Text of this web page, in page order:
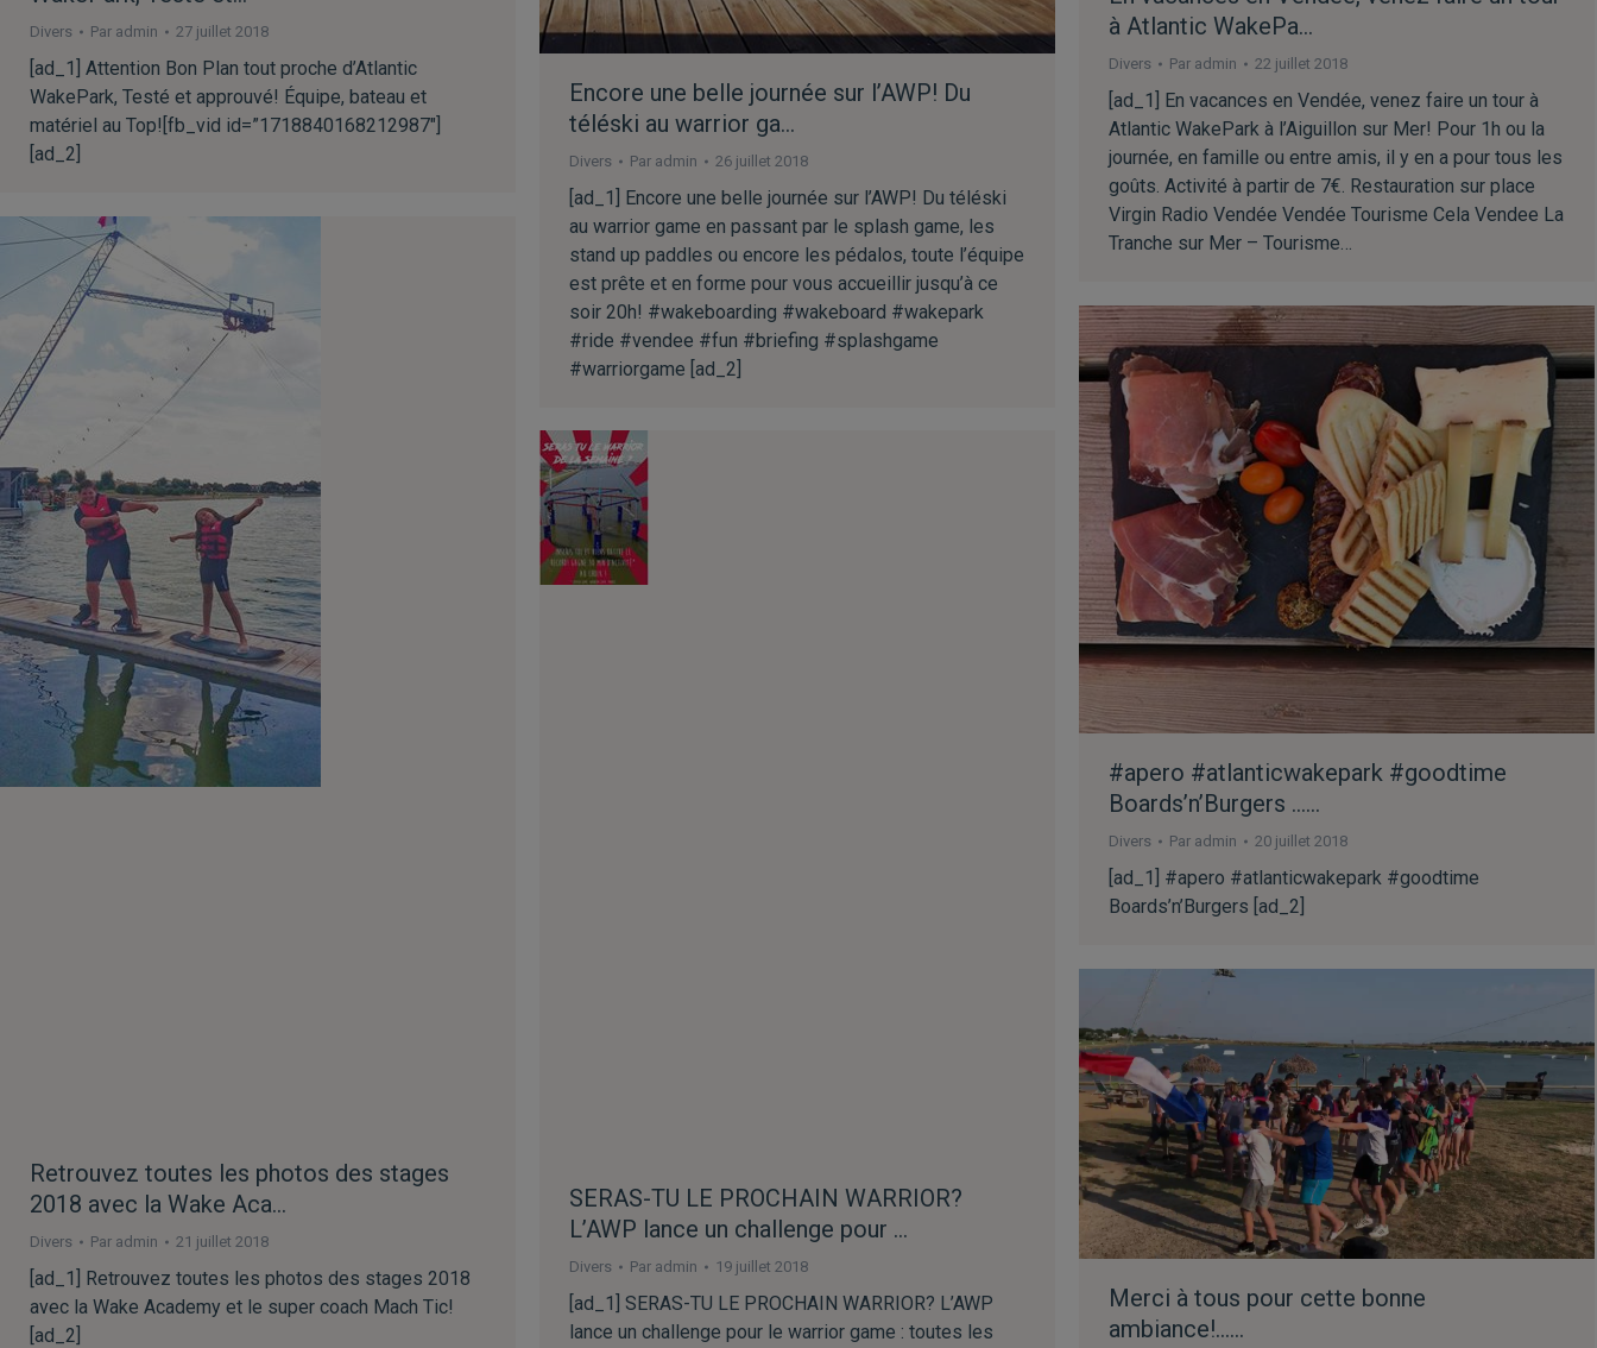
Divers Par admin 27 juillet 2018
[ad_1] Attention Bon Plan tout proche d’Atlantic
WakePark, Testé et approuvé! Équipe, bateau et
matériel au Top![fb_vid id=”1718840168212987″]
[ad_2]
Encore une belle journée sur l’AWP! Du
téléski au warrior ga…
Divers Par admin 26 juillet 2018
[ad_1] Encore une belle journée sur l’AWP! Du téléski
au warrior game en passant par le splash game, les
stand up paddles ou encore les pédalos, toute l’équipe
est prête et en forme pour vous accueillir jusqu’à ce
soir 20h! #wakeboarding #wakeboard #wakepark
#ride #vendee #fun #briefing #splashgame
#warriorgame [ad_2]
à Atlantic WakePa…
Divers Par admin 22 juillet 2018
[ad_1] En vacances en Vendée, venez faire un tour à
Atlantic WakePark à l’Aiguillon sur Mer! Pour 1h ou la
journée, en famille ou entre amis, il y en a pour tous les
goûts. Activité à partir de 7€. Restauration sur place
Virgin Radio Vendée Vendée Tourisme Cela Vendee La
Tranche sur Mer – Tourisme…
Retrouvez toutes les photos des stages
2018 avec la Wake Aca…
Divers Par admin 21 juillet 2018
[ad_1] Retrouvez toutes les photos des stages 2018
avec la Wake Academy et le super coach Mach Tic!
[ad_2]
#apero #atlanticwakepark #goodtime
Boards’n’Burgers ……
Divers Par admin 20 juillet 2018
[ad_1] #apero #atlanticwakepark #goodtime
Boards’n’Burgers [ad_2]
SERAS-TU LE PROCHAIN WARRIOR?
L’AWP lance un challenge pour …
Divers Par admin 19 juillet 2018
[ad_1] SERAS-TU LE PROCHAIN WARRIOR? L’AWP
lance un challenge pour le warrior game : toutes les
Merci à tous pour cette bonne
ambiance!……